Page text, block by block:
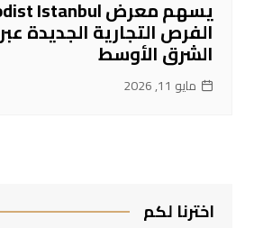
الفرص التجارية الجديدة
الشرق الأوسط
مايو 11, 2026
اخترنا لكم